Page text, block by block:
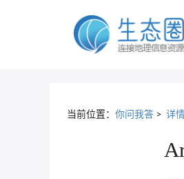
当前位置： 你问我答 > 详